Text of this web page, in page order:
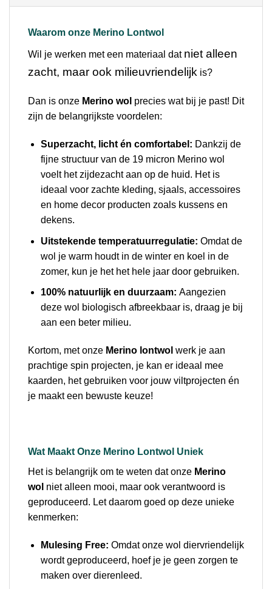
Waarom onze Merino Lontwol
Wil je werken met een materiaal dat niet alleen
zacht, maar ook milieuvriendelijk is?
Dan is onze Merino wol precies wat bij je past! Dit
zijn de belangrijkste voordelen:
Superzacht, licht én comfortabel: Dankzij de
fijne structuur van de 19 micron Merino wol
voelt het zijdezacht aan op de huid. Het is
ideaal voor zachte kleding, sjaals, accessoires
en home decor producten zoals kussens en
dekens.
Uitstekende temperatuurregulatie: Omdat de
wol je warm houdt in de winter en koel in de
zomer, kun je het het hele jaar door gebruiken.
100% natuurlijk en duurzaam: Aangezien
deze wol biologisch afbreekbaar is, draag je bij
aan een beter milieu.
Kortom, met onze Merino lontwol werk je aan
prachtige spin projecten, je kan er ideaal mee
kaarden, het gebruiken voor jouw viltprojecten én
je maakt een bewuste keuze!
Wat Maakt Onze Merino Lontwol Uniek
Het is belangrijk om te weten dat onze Merino
wol niet alleen mooi, maar ook verantwoord is
geproduceerd. Let daarom goed op deze unieke
kenmerken:
Mulesing Free: Omdat onze wol diervriendelijk
wordt geproduceerd, hoef je je geen zorgen te
maken over dierenleed.